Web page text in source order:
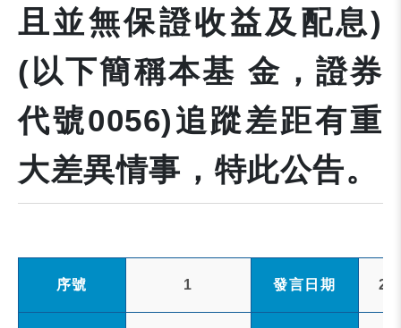
且並無保證收益及配息)
(以下簡稱本基 金，證券
代號0056)追蹤差距有重
大差異情事，特此公告。
序號 1 發言日期